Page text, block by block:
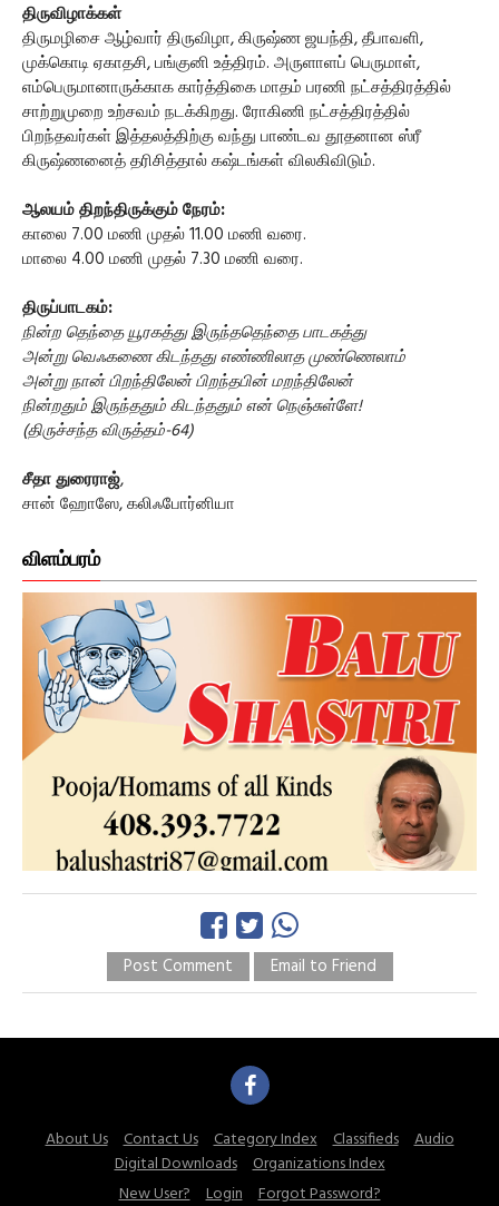
திருவிழாக்கள்
திருமழிசை ஆழ்வார் திருவிழா, கிருஷ்ண ஜயந்தி, தீபாவளி,
முக்கொடி ஏகாதசி, பங்குனி உத்திரம். அருளாளப் பெருமாள்,
எம்பெருமானாருக்காக கார்த்திகை மாதம் பரணி நட்சத்திரத்தில்
சாற்றுமுறை உற்சவம் நடக்கிறது. ரோகிணி நட்சத்திரத்தில்
பிறந்தவர்கள் இத்தலத்திற்கு வந்து பாண்டவ தூதனான ஸ்ரீ
கிருஷ்ணனைத் தரிசித்தால் கஷ்டங்கள் விலகிவிடும்.
ஆலயம் திறந்திருக்கும் நேரம்:
காலை 7.00 மணி முதல் 11.00 மணி வரை.
மாலை 4.00 மணி முதல் 7.30 மணி வரை.
திருப்பாடகம்:
நின்ற தெந்தை யூரகத்து இருந்ததெந்தை பாடகத்து
அன்று வெஃகணை கிடந்தது எண்ணிலாத முண்ணெலாம்
அன்று நான் பிறந்திலேன் பிறந்தபின் மறந்திலேன்
நின்றதும் இருந்ததும் கிடந்ததும் என் நெஞ்சுள்ளே!
(திருச்சந்த விருத்தம்-64)
சீதா துரைராஜ்,
சான் ஹோஸே, கலிஃபோர்னியா
விளம்பரம்
Post Comment Email to Friend
About Us Contact Us Category Index Classifieds
Audio
Digital Downloads
Organizations Index
New User?
Login Forgot Password?